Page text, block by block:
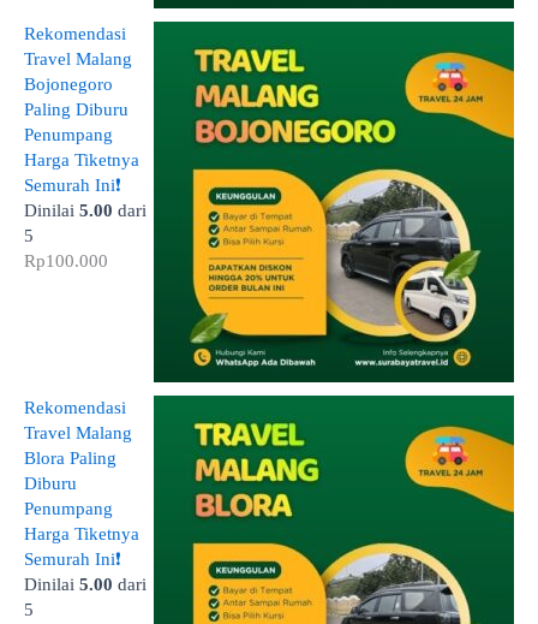
Rekomendasi
Travel Malang
Bojonegoro
Paling Diburu
Penumpang
Harga Tiketnya
Semurah Ini❗
Dinilai 5.00 dari
5
Rp100.000
Rekomendasi
Travel Malang
Blora Paling
Diburu
Penumpang
Harga Tiketnya
Semurah Ini❗
Dinilai 5.00 dari
5